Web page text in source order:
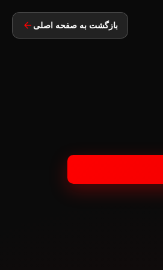
بازگشت به صفحه اصلی